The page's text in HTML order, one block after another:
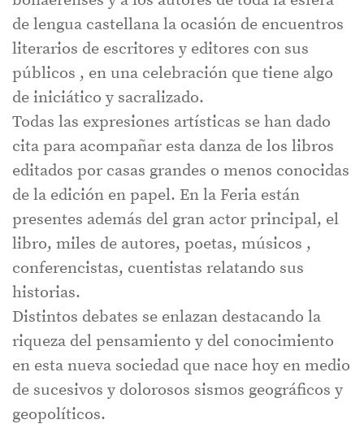
de lengua castellana la ocasión de encuentros
literarios de escritores y editores con sus
públicos , en una celebración que tiene algo
de iniciático y sacralizado.
Todas las expresiones artísticas se han dado
cita para acompañar esta danza de los libros
editados por casas grandes o menos conocidas
de la edición en papel. En la Feria están
presentes además del gran actor principal, el
libro, miles de autores, poetas, músicos ,
conferencistas, cuentistas relatando sus
historias.
Distintos debates se enlazan destacando la
riqueza del pensamiento y del conocimiento
en esta nueva sociedad que nace hoy en medio
de sucesivos y dolorosos sismos geográficos y
geopolíticos.